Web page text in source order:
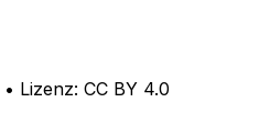
• Lizenz: CC BY 4.0